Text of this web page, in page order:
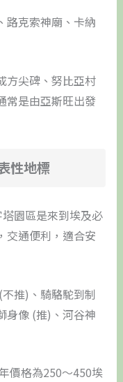
路克索神廟、卡納
方尖碑、努比亞村
常是由亞斯旺出發
性地標
園區是來到埃及必
交通便利，適合安
推)、騎駱駝到制
身像 (推)、河谷神
價格為250～450埃